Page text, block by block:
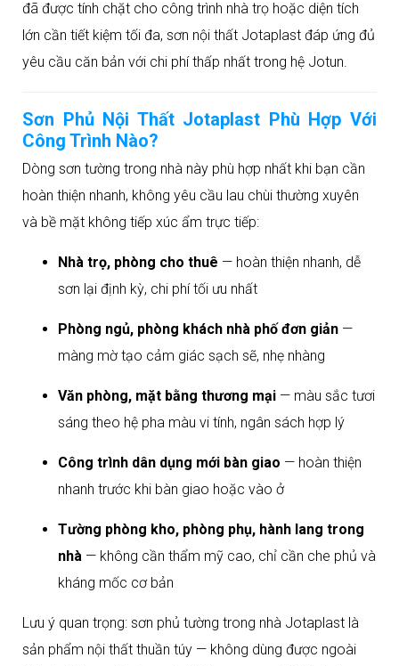
đã được tính chặt cho công trình nhà trọ hoặc diện tích
lớn cần tiết kiệm tối đa, sơn nội thất Jotaplast đáp ứng đủ
yêu cầu căn bản với chi phí thấp nhất trong hệ Jotun.
Sơn Phủ Nội Thất Jotaplast Phù Hợp Với
Công Trình Nào?
Dòng sơn tường trong nhà này phù hợp nhất khi bạn cần
hoàn thiện nhanh, không yêu cầu lau chùi thường xuyên
và bề mặt không tiếp xúc ẩm trực tiếp:
Nhà trọ, phòng cho thuê — hoàn thiện nhanh, dễ
sơn lại định kỳ, chi phí tối ưu nhất
Phòng ngủ, phòng khách nhà phố đơn giản —
màng mờ tạo cảm giác sạch sẽ, nhẹ nhàng
Văn phòng, mặt bằng thương mại — màu sắc tươi
sáng theo hệ pha màu vi tính, ngân sách hợp lý
Công trình dân dụng mới bàn giao — hoàn thiện
nhanh trước khi bàn giao hoặc vào ở
Tường phòng kho, phòng phụ, hành lang trong
nhà — không cần thẩm mỹ cao, chỉ cần che phủ và
kháng mốc cơ bản
Lưu ý quan trọng: sơn phủ tường trong nhà Jotaplast là
sản phẩm nội thất thuần túy — không dùng được ngoài